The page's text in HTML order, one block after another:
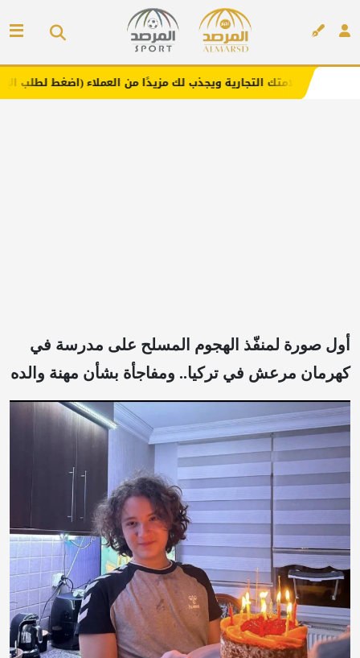
ويجذب لك مزيدًا من العملاء (اضغط لطلب الإعلان)
أول صورة لمنفّذ الهجوم المسلح على مدرسة في
كهرمان مرعش في تركيا.. ومفاجأة بشأن مهنة والده